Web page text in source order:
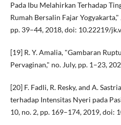
Pada Ibu Melahirkan Terhadap
Rumah Bersalin Fajar
pp. 39–44, 2018, doi: 10.22219/
[19] R. Y. Amalia, "Gambaran
Pervaginan," no. July, pp. 1–23,
[20] F. Fadli, R. Resky, and A.
terhadap Intensitas Nyeri pada
10, no. 2, pp. 169–174, 2019, doi: